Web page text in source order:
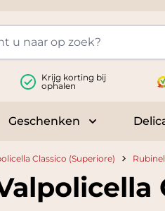
Krijg korting bij
ophalen
submenu for Wijnen
Geschenken
Toggle
Classico (Superiore)